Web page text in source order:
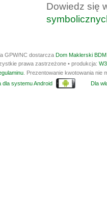
Dowiedz się
GPW/NC dostarcza Dom Maklerski
prawa zastrzeżone • produkcja:
. Prezentowanie kwotowania
dla systemu Android Dla